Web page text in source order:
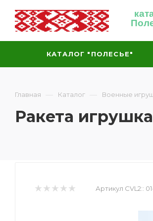
КАТАЛОГ "ПОЛЕСЬЕ"
Главная — Каталог — Военные
Ракета
Артикул CVL2::